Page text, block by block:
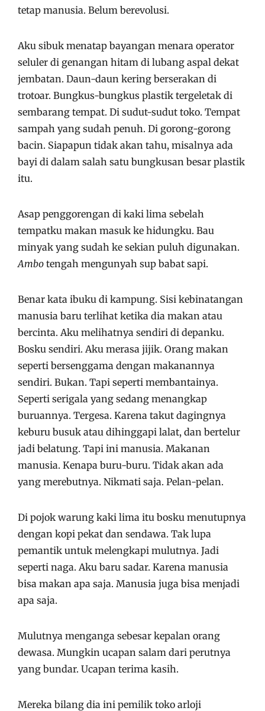
tetap manusia. Belum berevolusi.
Aku sibuk menatap bayangan menara operator
seluler di genangan hitam di lubang aspal dekat
jembatan. Daun-daun kering berserakan di
trotoar. Bungkus-bungkus plastik tergeletak di
sembarang tempat. Di sudut-sudut toko. Tempat
sampah yang sudah penuh. Di gorong-gorong
bacin. Siapapun tidak akan tahu, misalnya ada
bayi di dalam salah satu bungkusan besar plastik
itu.
Asap penggorengan di kaki lima sebelah
tempatku makan masuk ke hidungku. Bau
minyak yang sudah ke sekian puluh digunakan.
Ambo tengah mengunyah sup babat sapi.
Benar kata ibuku di kampung. Sisi kebinatangan
manusia baru terlihat ketika dia makan atau
bercinta. Aku melihatnya sendiri di depanku.
Bosku sendiri. Aku merasa jijik. Orang makan
seperti bersenggama dengan makanannya
sendiri. Bukan. Tapi seperti membantainya.
Seperti serigala yang sedang menangkap
buruannya. Tergesa. Karena takut dagingnya
keburu busuk atau dihinggapi lalat, dan bertelur
jadi belatung. Tapi ini manusia. Makanan
manusia. Kenapa buru-buru. Tidak akan ada
yang merebutnya. Nikmati saja. Pelan-pelan.
Di pojok warung kaki lima itu bosku menutupnya
dengan kopi pekat dan sendawa. Tak lupa
pemantik untuk melengkapi mulutnya. Jadi
seperti naga. Aku baru sadar. Karena manusia
bisa makan apa saja. Manusia juga bisa menjadi
apa saja.
Mulutnya menganga sebesar kepalan orang
dewasa. Mungkin ucapan salam dari perutnya
yang bundar. Ucapan terima kasih.
Mereka bilang dia ini pemilik toko arloji